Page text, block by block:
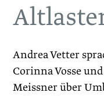
Andrea Vetter
Corinna Vosse
Meissner über